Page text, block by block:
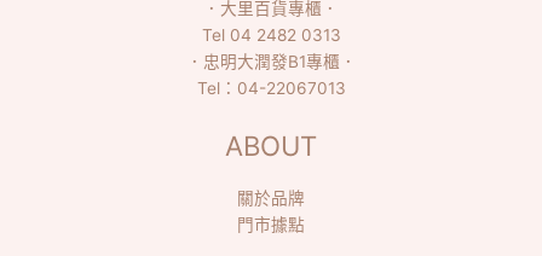
． 大里百貨專櫃 ．
Tel 04 2482 0313
． 忠明大潤發B1專櫃 ．
Tel： 04-22067013
ABOUT
關於品牌
門市據點